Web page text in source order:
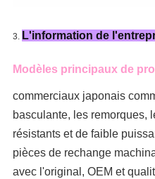
3. L'information de
Modèles principaux de
commerciaux japonais
basculante, les remorques,
résistants et de faible
pièces de rechange
avec l'original, OEM et